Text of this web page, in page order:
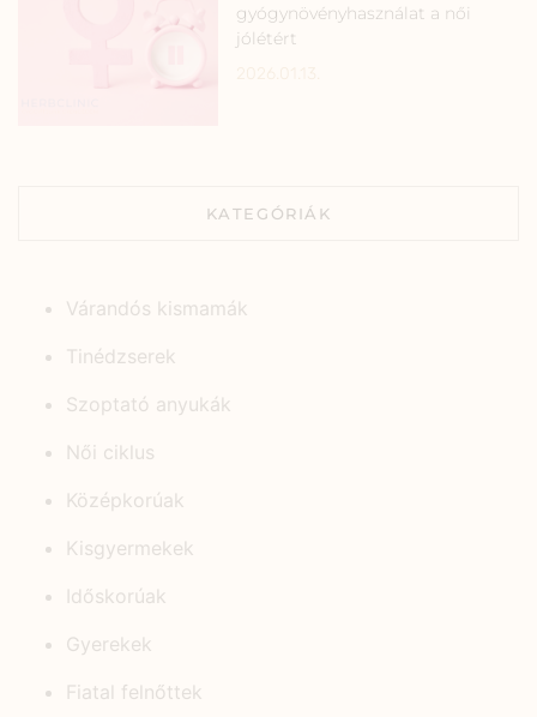
gyógynövényhasználat a női
jólétért
KATEGÓRIÁK
Várandós kismamák
Tinédzserek
Szoptató anyukák
Női ciklus
Középkorúak
Kisgyermekek
Időskorúak
Gyerekek
Fiatal felnőttek